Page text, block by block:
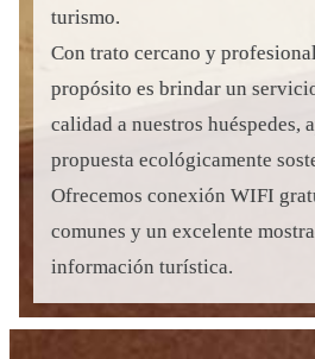
turismo.
Con trato cercano y
propósito es brindar un
calidad a nuestros huéspedes,
propuesta ecológicamente
Ofrecemos conexión WIFI
comunes y un excelente
información turística.